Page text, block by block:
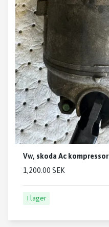
Vw, skoda Ac kompressor
1,200.00 SEK
I lager